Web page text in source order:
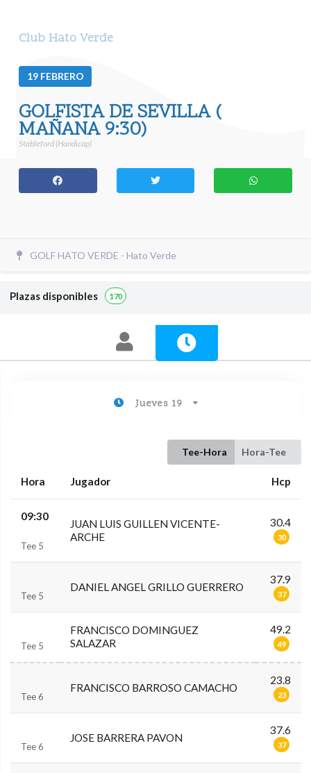
Club Hato Verde
19 FEBRERO
GOLFISTA DE SEVILLA (
MAÑANA 9:30)
Stableford (Handicap)
GOLF HATO VERDE - Hato Verde
Plazas disponibles 170
Jueves 19
Tee-Hora Hora-Tee
Hora Jugador Hcp
09:30
Tee 5
JUAN LUIS GUILLEN VICENTE-
ARCHE
30.4
30
Tee 5
DANIEL ANGEL GRILLO GUERRERO
37.9
37
Tee 5
FRANCISCO DOMINGUEZ
SALAZAR
49.2
49
Tee 6
FRANCISCO BARROSO CAMACHO
23.8
23
Tee 6
JOSE BARRERA PAVON
37.6
37